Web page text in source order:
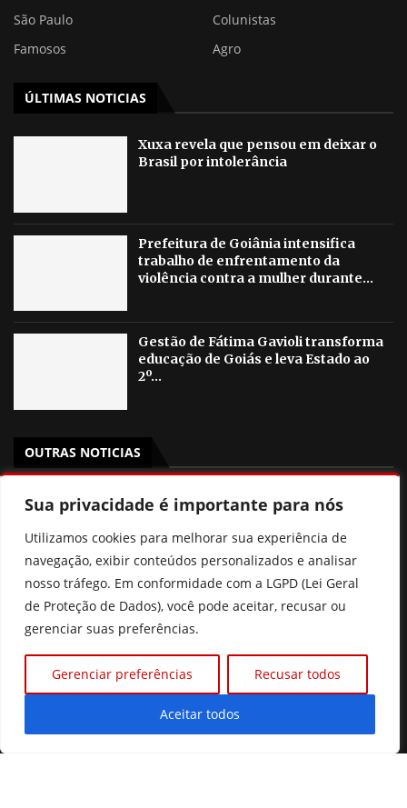
Sua privacidade é importante para nós
Utilizamos cookies para melhorar sua experiência de
navegação, exibir conteúdos personalizados e analisar
nosso tráfego. Em conformidade com a LGPD (Lei Geral
de Proteção de Dados), você pode aceitar, recusar ou
gerenciar suas preferências.
Gerenciar preferências Recusar todos
Aceitar todos
São Paulo
Colunistas
Famosos
Agro
ÚLTIMAS NOTICIAS
Xuxa revela que pensou em deixar o
Brasil por intolerância
Prefeitura de Goiânia intensifica
trabalho de enfrentamento da
violência contra a mulher durante...
Gestão de Fátima Gavioli transforma
educação de Goiás e leva Estado ao
2º...
OUTRAS NOTICIAS
PSB Goiás oficializa candidatura de Aava Santiago à
Câmara dos Deputados com chapa competitiva para
2026
“Político também salva vidas”, diz Dr. Zacharias Calil ao
ser oficializado candidato ao Senado pelo MDB
Pix Pensão: o que realmente muda? Entenda a nova lei